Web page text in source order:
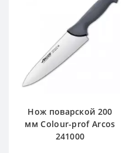
Нож поварской 200
мм Сolour-prof Arcos
241000